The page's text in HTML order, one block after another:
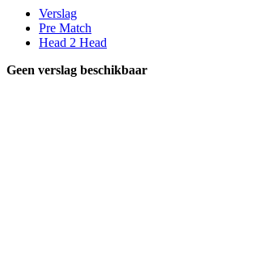
Verslag
Pre Match
Head 2 Head
Geen verslag beschikbaar